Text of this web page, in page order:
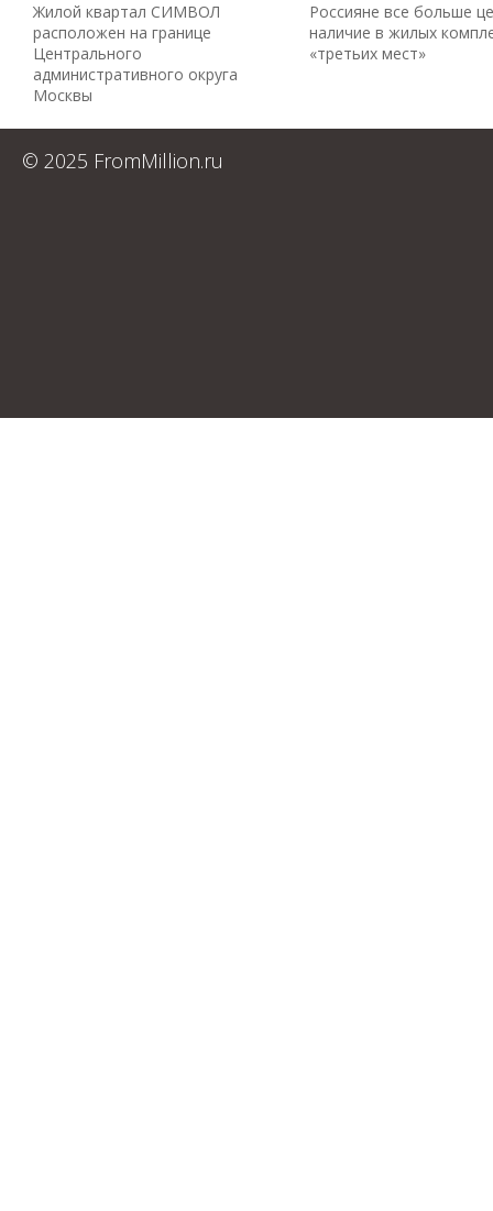
Жилой квартал СИМВОЛ
расположен на границе
Центрального
административного округа
Москвы
Россияне все больше
наличие в жилых
«третьих мест»
© 2025 FromMillion.ru